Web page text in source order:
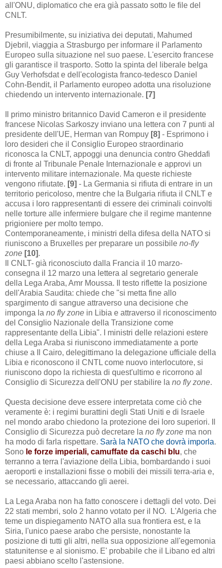
all'ONU, diplomatico che era già passato sotto le file del
CNLT.
Presumibilmente, su iniziativa dei deputati, Mahumed
Djebril, viaggia a Strasburgo per informare il Parlamento
Europeo sulla situazione nel suo paese. L'esercito francese
gli garantisce il trasporto. Sotto la spinta del liberale belga
Guy Verhofsdat e dell'ecologista franco-tedesco Daniel
Cohn-Bendit, il Parlamento europeo adotta una risoluzione
chiedendo un intervento internazionale. [7]
Il primo ministro britannico David Cameron e il presidente
francese Nicolas Sarkoszy inviano una lettera con 7 punti al
presidente dell'UE, Herman van Rompuy [8] - Esprimono i
loro desideri che il Consiglio Europeo straordinario
riconosca la CNLT, appoggi una denuncia contro Gheddafi
di fronte al Tribunale Penale Internazionale e approvi un
intervento militare internazionale. Ma queste richieste
vengono rifiutate. [9] - La Germania si rifiuta di entrare in un
territorio pericoloso, mentre che la Bulgaria rifiuta il CNLT e
accusa i loro rappresentanti di essere dei criminali coinvolti
nelle torture alle infermiere bulgare che il regime mantenne
prigioniere per molto tempo.
Contemporaneamente, i ministri della difesa della NATO si
riuniscono a Bruxelles per preparare un possibile no-fly
zone [10].
Il CNLT- già riconosciuto dalla Francia il 10 marzo-
consegna il 12 marzo una lettera al segretario generale
della Lega Araba, Amr Moussa. Il testo riflette la posizione
dell'Arabia Saudita: chiede che "si metta fine allo
spargimento di sangue attraverso una decisione che
imponga la no fly zone in Libia e attraverso il riconoscimento
del Consiglio Nazionale della Transizione come
rappresentante della Libia". I ministri delle relazioni estere
della Lega Araba si riuniscono immediatamente a porte
chiuse a Il Cairo, delegittimano la delegazione ufficiale della
Libia e riconoscono il CNTL come nuovo interlocutore, si
riuniscono dopo la richiesta di quest'ultimo e ricorrono al
Consiglio di Sicurezza dell'ONU per stabilire la no fly zone.
Questa decisione deve essere interpretata come ciò che
veramente è: i regimi burattini degli Stati Uniti e di Israele
nel mondo arabo chiedono la protezione dei loro superiori. Il
Consiglio di Sicurezza può decretare la no fly zone ma non
ha modo di farla rispettare. Sarà la NATO che dovrà imporla.
Sono le forze imperiali, camuffate da caschi blu, che
terranno a terra l'aviazione della Libia, bombardando i suoi
aeroporti e installazioni fisse o mobili dei missili terra-aria e,
se necessario, attaccando gli aerei.
La Lega Araba non ha fatto conoscere i dettagli del voto. Dei
22 stati membri, solo 2 hanno votato per il NO. L'Algeria che
teme un dispiegamento NATO alla sua frontiera est, e la
Siria, l'unico paese arabo che persiste, nonostante la
posizione di tutti gli altri, nella sua opposizione all'egemonia
statunitense e al sionismo. E' probabile che il Libano ed altri
paesi abbiano scelto l'astensione.